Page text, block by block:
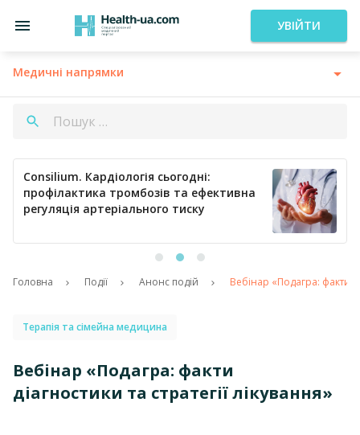
УВІЙТИ
Медичні напрямки
Consilium. Кардіологія сьогодні:
профілактика тромбозів та ефективна
регуляція артеріального тиску
Головна Події Анонс подій Вебінар «Подагра: факти
Терапія та сімейна медицина
Вебінар «Подагра: факти
діагностики та стратегії лікування»